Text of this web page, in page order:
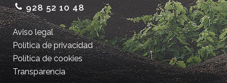
928 52 10 48
Aviso legal
Política de privacidad
Política de cookies
Transparencia